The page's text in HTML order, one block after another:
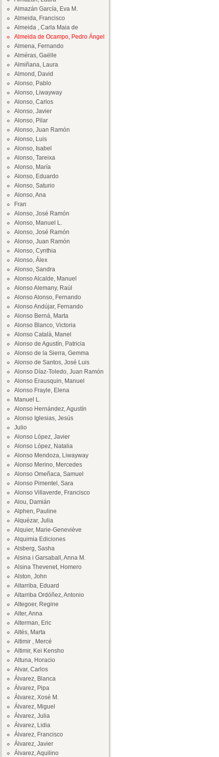
Almazán García, Eva M.
Almeida, Francisco
Almeida , Carla Maia de
Almeida de Ocampo, Pedro Ángel
Almena, Fernando
Alméras, Gaëlle
Almiñana, Laura
Almond, David
Alonso, Pablo
Alonso, Liwayway
Alonso, Carlos
Alonso, Javier
Alonso, Pilar
Alonso, Juan Ramón
Alonso, Luis
Alonso, Isabel
Alonso, Tareixa
Alonso, María
Alonso, Eduardo
Alonso, Saturio
Alonso, Ana
Fran
Alonso, José Ramón
Alonso, Manuel L.
Alonso, José Ramón
Alonso, Juan Ramón
Alonso, Cynthia
Alonso, Álex
Alonso, Sandra
Alonso Alcalde, Manuel
Alonso Alemany, Raúl
Alonso Alonso, Fernando
Alonso Andújar, Fernando
Alonso Berná, Marta
Alonso Blanco, Victoria
Alonso Català, Manel
Alonso de Agustín, Patricia
Alonso de la Sierra, Gemma
Alonso de Santos, José Luis
Alonso Díaz-Toledo, Juan Ramón
Alonso Erausquin, Manuel
Alonso Frayle, Elena
Manuel L.
Alonso Hernández, Agustín
Alonso Iglesias, Jesús
Julio
Alonso López, Javier
Alonso López, Natalia
Alonso Mendoza, Liwayway
Alonso Merino, Mercedes
Alonso Omeñaca, Samuel
Alonso Pimentel, Sara
Alonso Villaverde, Francisco
Alou, Damián
Alphen, Pauline
Alquézar, Julia
Alquier, Marie-Geneviève
Alquimia Ediciones
Alsberg, Sasha
Alsina i Garsaball, Anna M.
Alsina Thevenet, Homero
Alston, John
Altarriba, Eduard
Altarriba Ordóñez, Antonio
Altegoer, Regine
Alter, Anna
Alterman, Eric
Altés, Marta
Altimir , Mercé
Altimir, Kei Kensho
Altuna, Horacio
Alvar, Carlos
Álvarez, Blanca
Álvarez, Pipa
Álvarez, Xosé M.
Álvarez, Miguel
Álvarez, Julia
Álvarez, Lidia
Álvarez, Francisco
Álvarez, Javier
Álvarez, Aquilino